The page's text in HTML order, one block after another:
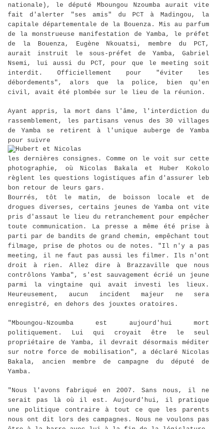
nationale), le député Mboungou Nzoumba aurait vite
fait d'alerter "ses amis" du PCT à Madingou, la
capitale départementale de la Bouenza. Mis au parfum
de la monstrueuse manifestation de Yamba, le préfet
de la Bouenza, Eugène Nkouatsi, membre du PCT,
aurait instruit le sous-préfet de Yamba, Gabriel
Nsemi, lui aussi du PCT, pour que le meeting soit
interdit. Officiellement pour "éviter les
débordements", alors que la police, bien qu'en
civil, avait été plombée sur le lieu de la réunion.
Ayant appris, la mort dans l'âme, l'interdiction du
rassemblement, les partisans venus des 30 villages
de Yamba se retirent à l'unique auberge de Yamba
pour suivre
les dernières consignes. Comme on le voit sur cette
photographie, où Nicolas Bakala et Huber Kokolo
règlent les questions logistiques afin d'assurer leb
bon retour de leurs gars.
Bourrés, tôt le matin, de boisson locale et de
drogues diverses, certains jeunes de Yamba ont vite
pris d'assaut le lieu du retranchement pour empêcher
toute communication. La presse a même été prise à
parti par de bandits de grand chemin, empêchant tout
filmage, prise de photos ou de notes. "Il n'y a pas
meeting, il ne faut pas aussi les filmer. Ils n'ont
droit à rien. Allez dire à Brazzaville que nous
contrôlons Yamba", s'est sauvagement écrié un jeune
parmi la vingtaine qui avait investi les lieux.
Heureusement, aucun incident majeur ne sera
enregistré, en dehors des jouxtes oratoires.
"Mboungou-Nzoumba est aujourd'hui mort
politiquement. Lui qui croyait être le seul
propriétaire de Yamba, il devrait désormais méditer
sur notre force de mobilisation", a déclaré Nicolas
Bakala, ancien membre de campagne du député de
Yamba.
"Nous l'avons fabriqué en 2007. Sans nous, il ne
serait pas là où il est. Aujourd'hui, il pratique
une politique contraire à tout ce que les parents
nous ont dit lors des campagnes. Nous ne voulons pas